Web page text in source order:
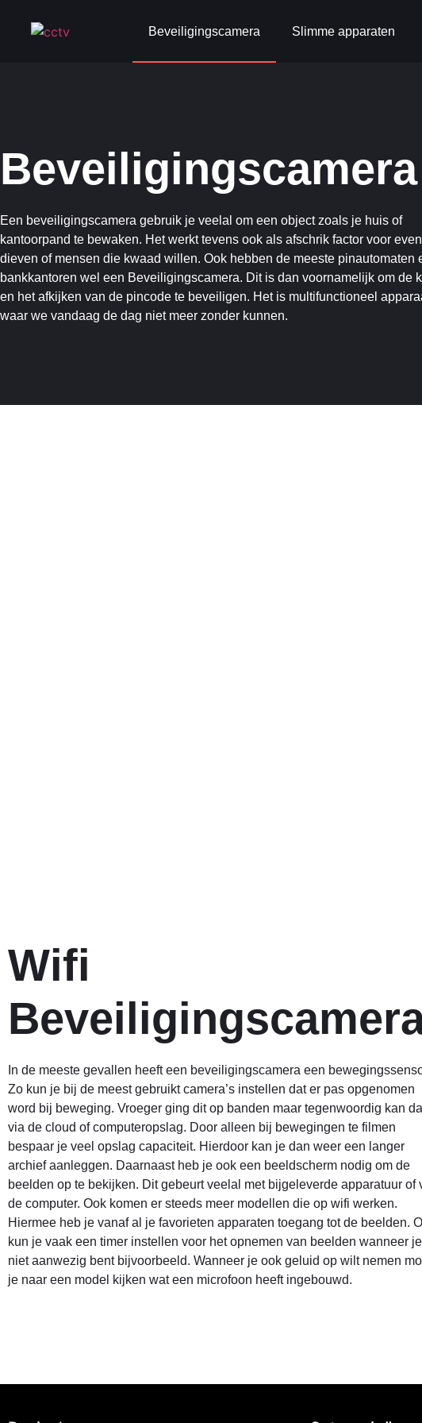
Beveiligingscamera Slimme apparaten
Beveiligingscamera
Een beveiligingscamera gebruik je veelal om een object zoals je huis of
kantoorpand te bewaken. Het werkt tevens ook als afschrik factor voor
dieven of mensen die kwaad willen. Ook hebben de meeste pinautomaten
bankkantoren wel een Beveiligingscamera. Dit is dan voornamelijk om de
en het afkijken van de pincode te beveiligen. Het is multifunctioneel
waar we vandaag de dag niet meer zonder kunnen.
Wifi
In de meeste gevallen heeft een beveiligingscamera een
Zo kun je bij de meest gebruikt camera’s instellen dat er pas opgenomen
word bij beweging. Vroeger ging dit op banden maar tegenwoordig kan
via de cloud of computeropslag. Door alleen bij bewegingen te filmen
bespaar je veel opslag capaciteit. Hierdoor kan je dan weer een langer
archief aanleggen. Daarnaast heb je ook een beeldscherm nodig om de
beelden op te bekijken. Dit gebeurt veelal met bijgeleverde apparatuur of
de computer. Ook komen er steeds meer modellen die op wifi werken.
Hiermee heb je vanaf al je favorieten apparaten toegang tot de beelden.
kun je vaak een timer instellen voor het opnemen van beelden wanneer je
niet aanwezig bent bijvoorbeeld. Wanneer je ook geluid op wilt nemen
je naar een model kijken wat een microfoon heeft ingebouwd.